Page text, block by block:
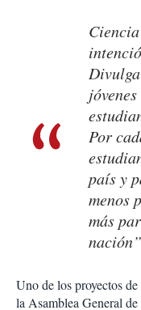
Por
país y
menos
más
Uno de los proyectos de
la Asamblea General